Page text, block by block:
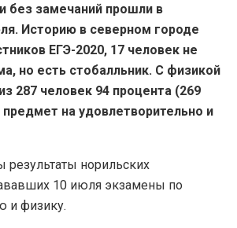
без замечаний прошли в
Историю в северном городе
ЕГЭ-2020, 17 человек не
но есть стобалльник. С физикой
287 человек 94 процента (269
на удовлетворительно и
результаты норильских
10 июля экзамены по
и физику.